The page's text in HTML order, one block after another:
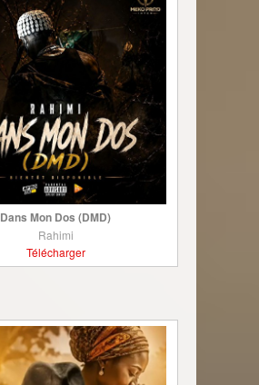
Dans Mon Dos (DMD)
Rahimi
Télécharger